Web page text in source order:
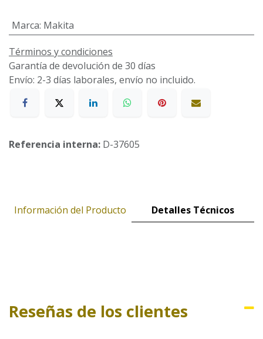
Marca: Makita
Términos y condiciones
Garantía de devolución de 30 días
Envío: 2-3 días laborales, envío no incluido.
Referencia interna: D-37605
Información del Producto Detalles Técnicos
Reseñas de los clientes